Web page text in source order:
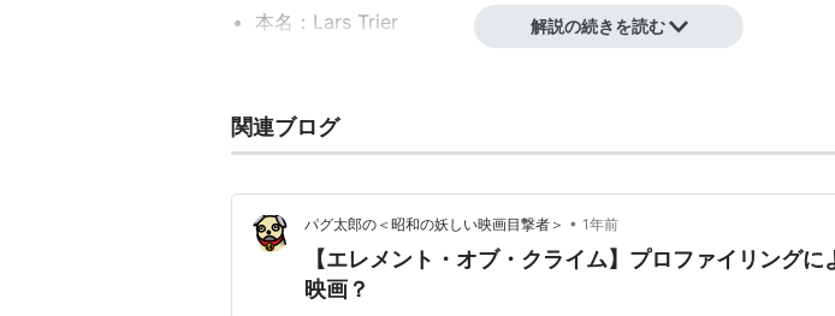
本名：Lars Trier
人物
ヨーロッパを代表する映画監督の一人。
ドグマ95主宰者でもある、スキャンダルな作風でカルト的人気を集
立場でブラックユーモアや不適切な発言を繰り返す人物としても有名
主な作品
解説の続きを読む
関連ブログ
パグ太郎の＜昭和の妖しい映画目撃者＞ • 1年前
【エレメント・オブ・クライム】プロファイリングに
映画？